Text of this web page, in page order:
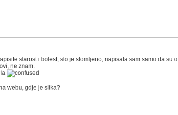
starost i bolest, sto je slomljeno, napisala sam samo da
ne znam.
webu, gdje je slika?